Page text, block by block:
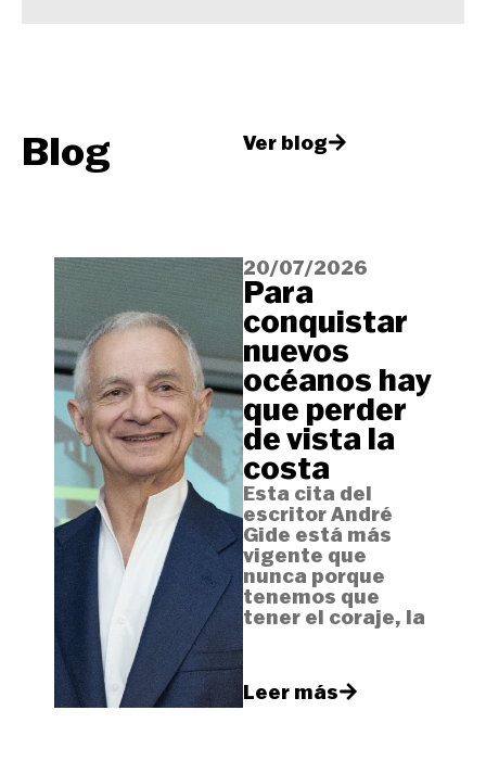
Blog Ver blog
20/07/2026
Para
conquistar
nuevos
océanos hay
que perder
de vista la
costa
Esta cita del
escritor André
Gide está más
vigente que
nunca porque
tenemos que
tener el coraje, la
Leer más